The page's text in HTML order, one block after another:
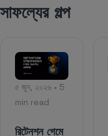
সাফল্যের গল্প
৫ জুন, ২০২৬ • 5
min read
রিটেনশন গেমে